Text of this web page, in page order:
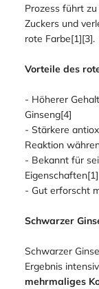
Prozess führt
Zuckers und
rote Farbe[1][3].
Vorteile des
- Höherer
Ginseng[4]
- Stärkere
Reaktion
- Bekannt für
Eigenschaften[1]
- Gut erforscht
Schwarzer
Schwarzer
Ergebnis
mehrmaliges